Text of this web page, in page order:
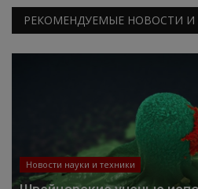
РЕКОМЕНДУЕМЫЕ НОВОСТИ И
Новости науки и техники